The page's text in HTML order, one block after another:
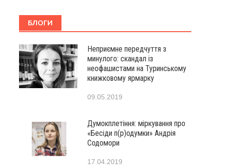
БЛОГИ
Неприємне передчуття з
минулого: скандал із
неофашистами на Туринському
книжковому ярмарку
09.05.2019
Думокплетіння: міркування про
«Бесіди п(р)одумки» Андрія
Содомори
17.04.2019